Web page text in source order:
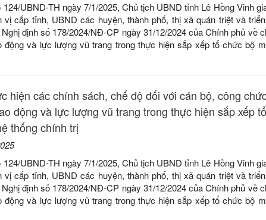
124/UBND-TH ngày 7/1/2025, Chủ tịch UBND tỉnh Lê Hồng Vinh
vị cấp tỉnh, UBND các huyện, thành phố, thị xã quán triệt và
định số 178/2024/NĐ-CP ngày 31/12/2024 của Chính phủ về
và lực lượng vũ trang trong thực hiện sắp xếp tổ chức bộ
hiện các chính sách, chế độ đối với cán bộ, công
động và lực lượng vũ trang trong thực hiện sắp xếp
thống chính trị
124/UBND-TH ngày 7/1/2025, Chủ tịch UBND tỉnh Lê Hồng Vinh
vị cấp tỉnh, UBND các huyện, thành phố, thị xã quán triệt và
định số 178/2024/NĐ-CP ngày 31/12/2024 của Chính phủ về
và lực lượng vũ trang trong thực hiện sắp xếp tổ chức bộ